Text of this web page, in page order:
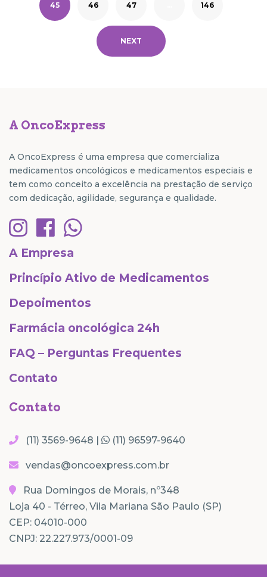
45 46 47 146
NEXT
A OncoExpress
A OncoExpress é uma empresa que comercializa
medicamentos oncológicos e medicamentos especiais e
tem como conceito a excelência na prestação de serviço
com dedicação, agilidade, segurança e qualidade.
A Empresa
Princípio Ativo de Medicamentos
Depoimentos
Farmácia oncológica 24h
FAQ – Perguntas Frequentes
Contato
Contato
(11) 3569-9648 | (11) 96597-9640
vendas@oncoexpress.com.br
Rua Domingos de Morais, nº348
Loja 40 - Térreo, Vila Mariana São Paulo (SP)
CEP: 04010-000
CNPJ: 22.227.973/0001-09